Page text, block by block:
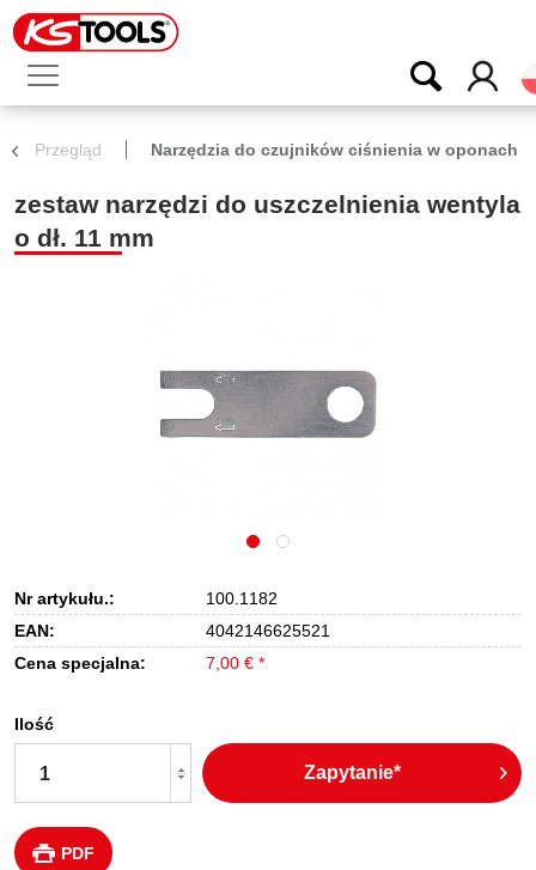
Przegląd Narzędzia do czujników ciśnienia w oponach
zestaw narzędzi do uszczelnienia wentyla
o dł. 11 mm
Nr artykułu.:
100.1182
EAN:
4042146625521
Cena specjalna:
7,00 € *
Ilość
Zapytanie*
PDF